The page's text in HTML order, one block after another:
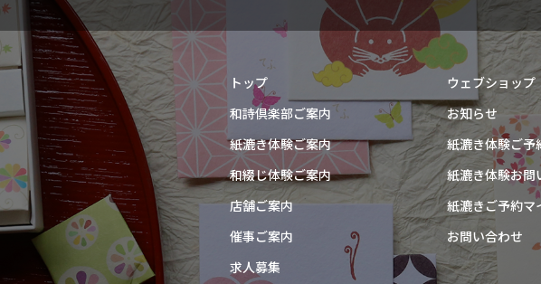
トップ
和詩倶楽部ご案内
紙漉き体験ご案内
和綴じ体験ご案内
店舗ご案内
催事ご案内
求人募集
ウェブショップ
お知らせ
紙漉き体験ご予
紙漉き体験お問
紙漉きご予約マ
お問い合わせ